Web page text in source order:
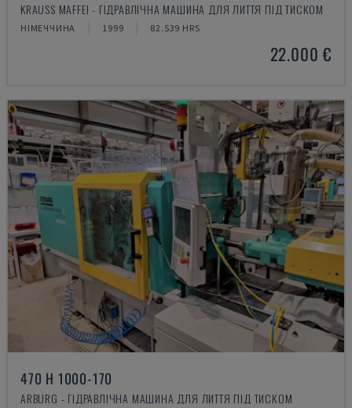
KRAUSS MAFFEI - ГІДРАВЛІЧНА МАШИНА ДЛЯ ЛИТТЯ ПІД ТИСКОМ
НІМЕЧЧИНА 1999 82.539 HRS
22.000 €
470 H 1000-170
ARBURG - ГІДРАВЛІЧНА МАШИНА ДЛЯ ЛИТТЯ ПІД ТИСКОМ